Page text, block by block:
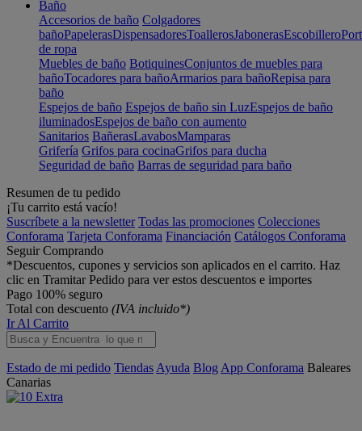
Baño
Accesorios de baño Colgadores
bañoPapelerasDispensadoresToallerosJabonerasEscobillero
de ropa
Muebles de baño BotiquinesConjuntos de muebles para
bañoTocadores para bañoArmarios para bañoRepisa para
baño
Espejos de baño Espejos de baño sin LuzEspejos de baño
iluminadosEspejos de baño con aumento
Sanitarios BañerasLavabosMamparas
Grifería Grifos para cocinaGrifos para ducha
Seguridad de baño Barras de seguridad para baño
Resumen de tu pedido
¡Tu carrito está vacío!
Suscríbete a la newsletter Todas las promociones Colecciones
Conforama Tarjeta Conforama Financiación Catálogos Conforama
Seguir Comprando
*Descuentos, cupones y servicios son aplicados en el carrito. Haz
clic en Tramitar Pedido para ver estos descuentos e importes
Pago 100% seguro
Total con descuento (IVA incluido*)
Ir Al Carrito
Estado de mi pedido Tiendas Ayuda Blog App Conforama Baleares
Canarias